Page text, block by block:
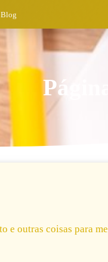
Blog
e outras coisas para